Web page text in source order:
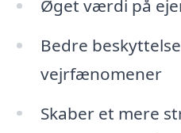
Øget værdi på
Bedre
vejrfænomener
Skaber et mere